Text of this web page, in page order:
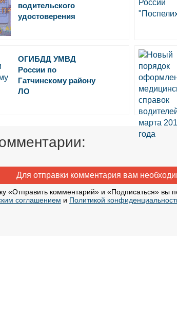
водительского
удостоверения
ОГИБДД УМВД
России по
Гатчинскому району
ЛО
Для отправки комментария вам
«Отправить комментарий» и «Подписаться» вы
соглашением и Политикой